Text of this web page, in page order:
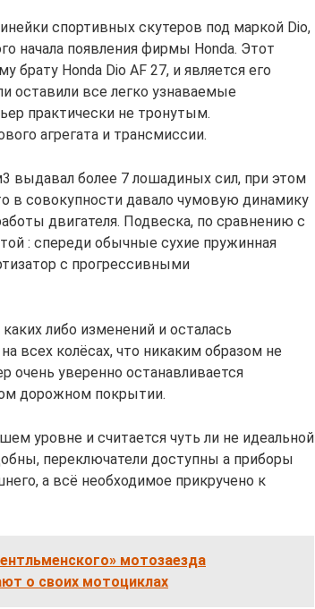
спортивных скутеров под маркой Dio,
начала появления фирмы Honda. Этот
Honda Dio AF 27, и является его
оставили все легко узнаваемые
практически не тронутым.
агрегата и трансмиссии.
выдавал более 7 лошадиных сил, при этом
в совокупности давало чумовую динамику
двигателя. Подвеска, по сравнению с
: спереди обычные сухие пружинная
с прогрессивными
либо изменений и осталась
всех колёсах, что никаким образом не
очень уверенно останавливается
дорожном покрытии.
уровне и считается чуть ли не идеальной
переключатели доступны а приборы
а всё необходимое прикручено к
мотозаезда
о своих мотоциклах